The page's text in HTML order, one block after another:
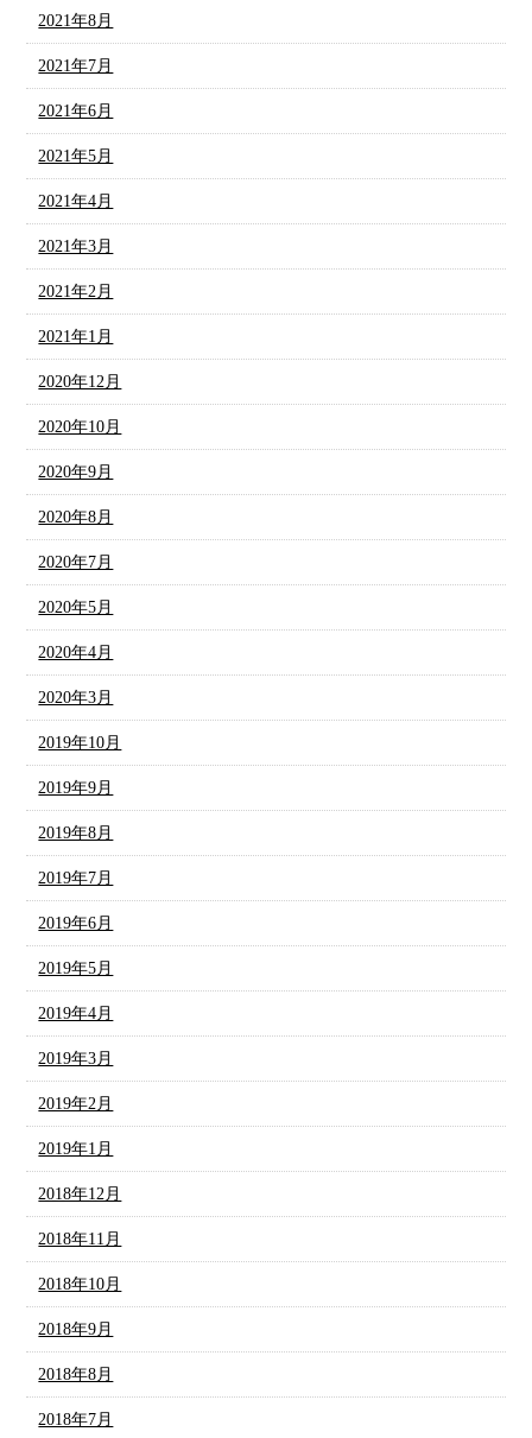
2021年8月
2021年7月
2021年6月
2021年5月
2021年4月
2021年3月
2021年2月
2021年1月
2020年12月
2020年10月
2020年9月
2020年8月
2020年7月
2020年5月
2020年4月
2020年3月
2019年10月
2019年9月
2019年8月
2019年7月
2019年6月
2019年5月
2019年4月
2019年3月
2019年2月
2019年1月
2018年12月
2018年11月
2018年10月
2018年9月
2018年8月
2018年7月